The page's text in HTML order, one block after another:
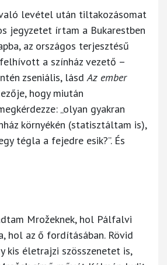
levétel után tiltakozásomat
jegyzetet írtam a Bukarestben
az országos terjesztésű
a színház vezető –
zseniális, lásdAz ember
hogy miután
„olyan gyakran
környékén (statisztáltam is),
tégla a fejedre esik?”. És
Mrožeknek, hol Pálfalvi
hol az ő fordításában. Rövid
kis életrajzi szösszenetet is,